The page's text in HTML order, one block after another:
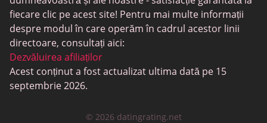
LatinAmericanCupid
CatholicMatch
fiecare clic pe acest site! Pentru mai multe informații
despre modul în care operăm în cadrul acestor linii
directoare, consultați aici:
Dezvăluirea afiliaților
Acest conținut a fost actualizat ultima dată pe 15
septembrie 2026.
© 2026 datingrating.net